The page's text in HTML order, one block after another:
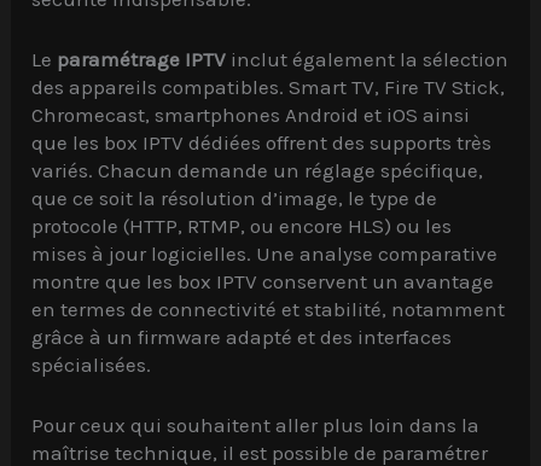
Le paramétrage IPTV inclut également la sélection
des appareils compatibles. Smart TV, Fire TV Stick,
Chromecast, smartphones Android et iOS ainsi
que les box IPTV dédiées offrent des supports très
variés. Chacun demande un réglage spécifique,
que ce soit la résolution d’image, le type de
protocole (HTTP, RTMP, ou encore HLS) ou les
mises à jour logicielles. Une analyse comparative
montre que les box IPTV conservent un avantage
en termes de connectivité et stabilité, notamment
grâce à un firmware adapté et des interfaces
spécialisées.
Pour ceux qui souhaitent aller plus loin dans la
maîtrise technique, il est possible de paramétrer